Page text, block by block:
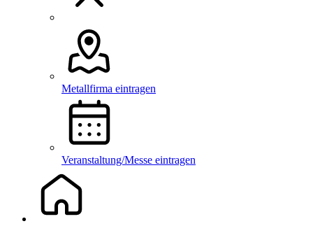
Metallfirma eintragen
Veranstaltung/Messe eintragen